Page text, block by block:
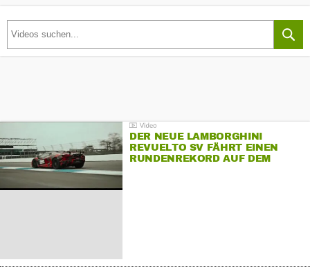
DER NEUE LAMBORGHINI
REVUELTO SV FÄHRT EINEN
RUNDENREKORD AUF DEM